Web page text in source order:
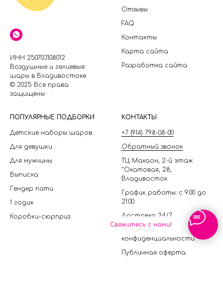
Свяжитесь с нами!
ИНН 250703108012
Воздушные и гелиевые
шары в Владивостоке
© 2025 Все права
защищены
Отзывы
FAQ
Контакты
Карта сайта
Разработка сайта
ПОПУЛЯРНЫЕ ПОДБОРКИ
Детские наборы шаров
Для девушки
Для мужчины
Выписка
Гендер пати
1 годик
Коробки-сюрприз
КОНТАКТЫ
+7 (914) 798-08-00
Обратный звонок
ТЦ Махаон, 2-й этаж
*Окатовая, 28,
Владивосток
График работы: с 9:00 до
21:00
Доставка 24/7
Политика
конфиденциальности
Публичная оферта